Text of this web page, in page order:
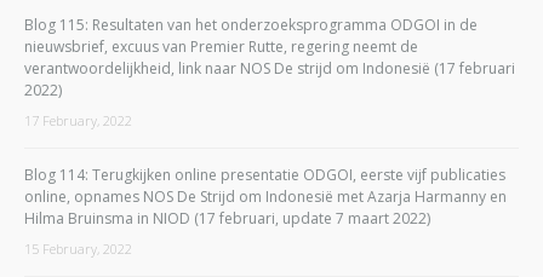
Blog 115: Resultaten van het onderzoeksprogramma ODGOI in de
nieuwsbrief, excuus van Premier Rutte, regering neemt de
verantwoordelijkheid, link naar NOS De strijd om Indonesië (17 februari
2022)
17 February, 2022
Blog 114: Terugkijken online presentatie ODGOI, eerste vijf publicaties
online, opnames NOS De Strijd om Indonesië met Azarja Harmanny en
Hilma Bruinsma in NIOD (17 februari, update 7 maart 2022)
15 February, 2022